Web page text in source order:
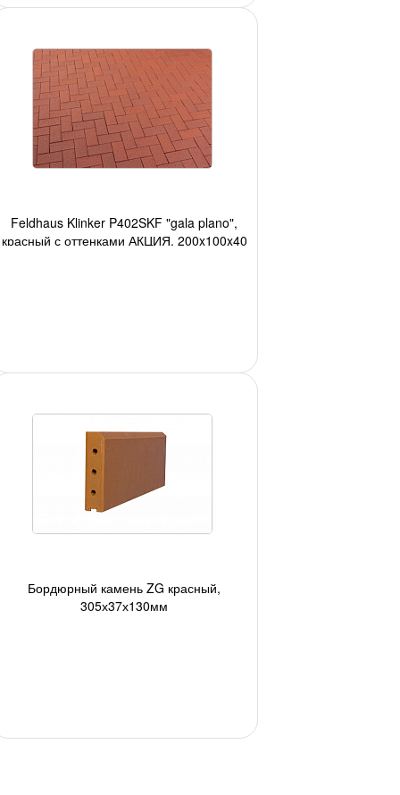
Feldhaus Klinker P402SKF "gala plano",
красный с оттенками АКЦИЯ, 200x100x40
Бордюрный камень ZG красный,
305х37х130мм